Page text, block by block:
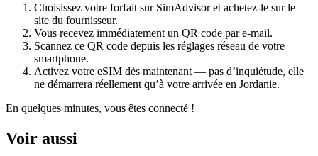
Choisissez votre forfait sur SimAdvisor et achetez-le sur le
site du fournisseur.
Vous recevez immédiatement un QR code par e-mail.
Scannez ce QR code depuis les réglages réseau de votre
smartphone.
Activez votre eSIM dès maintenant — pas d’inquiétude, elle
ne démarrera réellement qu’à votre arrivée en Jordanie.
En quelques minutes, vous êtes connecté !
Voir aussi